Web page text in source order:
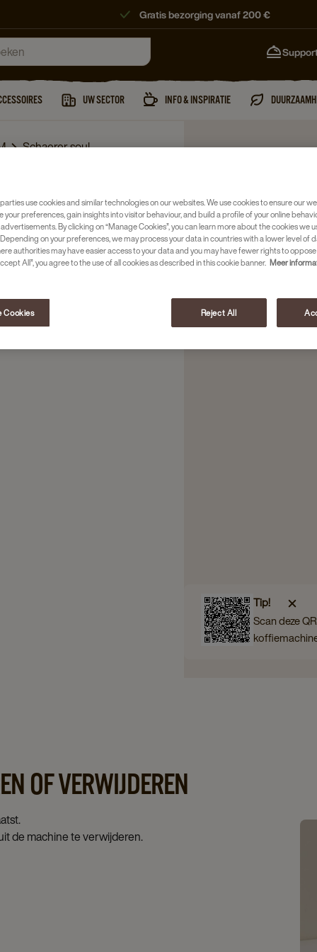
Gratis bezorging vanaf 200 €
UW SECTOR INFO & INSPIRATIE
Schaerer soul
Tip!
Scan deze
OF VERWIJDEREN
de machine te verwijderen.
use cookies and similar technologies on our websites. We use cookies to ensure our
your preferences, gain insights into visitor behaviour, and build a profile of your online
By clicking on “Manage Cookies”, you can learn more about the cookies we
on your preferences, we may process your data in countries with a lower level of
authorities may have easier access to your data and you may have fewer rights to
All”, you agree to the use of all cookies as described in this cookie banner. Meer
Cookies Reject All